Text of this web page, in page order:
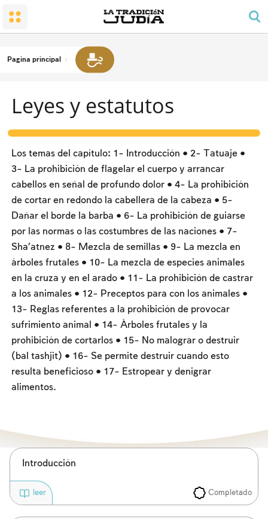
Honrar a los padres
Preceptos de alegría familiar
El duelo
El pueblo y su tierra
El Templo
El rezo y el orden del día
El precepto de rezar para los hombres
Leyes y estatutos
Shabat y festividades
Las labores prohibidas
Fechas y festividades
El conteo del Omer y las fechas nacionales
Shavu'ot
Rosh HaShaná
Yom Kipur
Sucot
Los ayunos por la destrucción del Templo
Janucá
Pagina principal
Leyes y estatutos
Los temas del capítulo: 1- Introducción • 2- Tatuaje •
3- La prohibición de flagelar el cuerpo y arrancar
cabellos en señal de profundo dolor • 4- La prohibición
de cortar en redondo la cabellera de la cabeza • 5-
Dañar el borde la barba • 6- La prohibición de guiarse
por las normas o las costumbres de las naciones • 7-
Sha'atnez • 8- Mezcla de semillas • 9- La mezcla en
árboles frutales • 10- La mezcla de especies animales
en la cruza y en el arado • 11- La prohibición de castrar
a los animales • 12- Preceptos para con los animales •
13- Reglas referentes a la prohibición de provocar
sufrimiento animal • 14- Árboles frutales y la
prohibición de cortarlos • 15- No malograr o destruir
(bal tashjit) • 16- Se permite destruir cuando esto
resulta beneficioso • 17- Estropear y denigrar
alimentos.
Introducción
Completado
leer